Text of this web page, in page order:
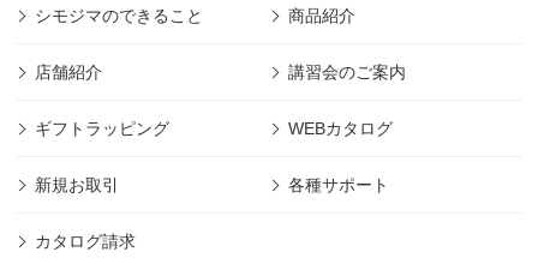
シモジマのできること 商品紹介
店舗紹介 講習会のご案内
ギフトラッピング WEBカタログ
新規お取引 各種サポート
カタログ請求